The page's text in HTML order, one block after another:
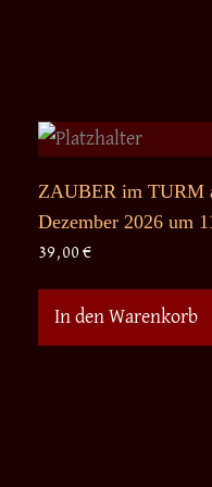
ZAUBER im TURM
Dezember 2026 um
39,00 €
In den Warenkorb